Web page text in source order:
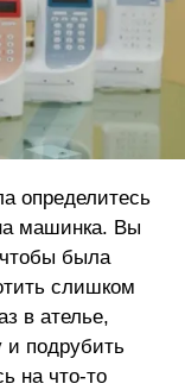
определитесь
машинка. Вы
была
слишком
в ателье,
и подрубить
на что-то